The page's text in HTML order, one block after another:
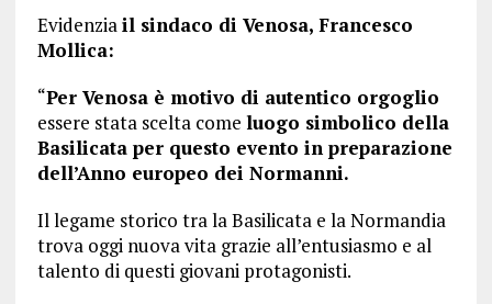
Evidenziail sindaco di Venosa, Francesco
Mollica:
“Per Venosa è motivo di autentico orgoglio
essere stata scelta come luogo simbolico della
Basilicata per questo evento in preparazione
dell’Anno europeo dei Normanni.
Il legame storico tra la Basilicata e la Normandia
trova oggi nuova vita grazie all’entusiasmo e al
talento di questi giovani protagonisti.